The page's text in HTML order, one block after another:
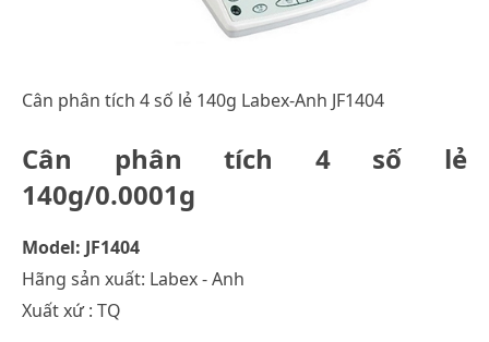
Cân phân tích 4 số lẻ 140g Labex-Anh JF1404
Cân phân tích 4 số lẻ
140g/0.0001g
Model: JF1404
Hãng sản xuất: Labex - Anh
Xuất xứ : TQ